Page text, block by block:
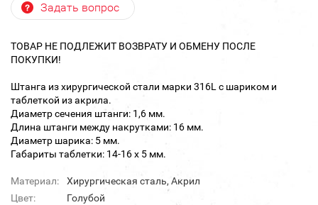
Задать вопрос
ТОВАР НЕ ПОДЛЕЖИТ ВОЗВРАТУ И ОБМЕНУ ПОСЛЕ
ПОКУПКИ!
Штанга из хирургической стали марки 316L с шариком и
таблеткой из акрила.
Диаметр сечения штанги: 1,6 мм.
Длина штанги между накрутками: 16 мм.
Диаметр шарика: 5 мм.
Габариты таблетки: 14-16 х 5 мм.
Материал:
Хирургическая сталь, Акрил
Цвет:
Голубой